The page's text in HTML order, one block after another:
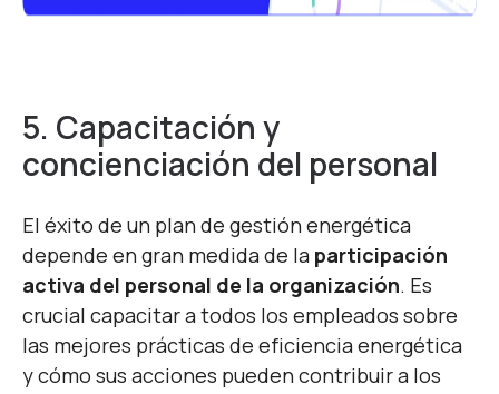
5. Capacitación y
concienciación del personal
El éxito de un plan de gestión energética
depende en gran medida de la participación
activa del personal de la organización. Es
crucial capacitar a todos los empleados sobre
las mejores prácticas de eficiencia energética
y cómo sus acciones pueden contribuir a los